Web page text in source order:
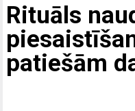
Rituāls
patiešām